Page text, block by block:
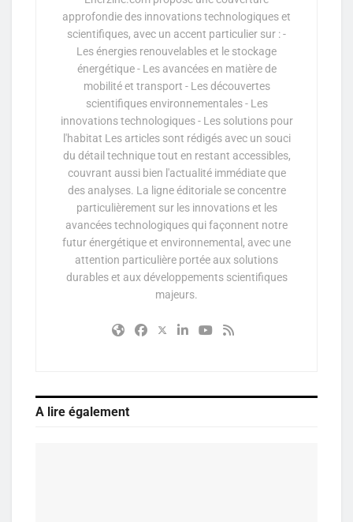
approfondie des innovations technologiques et
scientifiques, avec un accent particulier sur : -
Les énergies renouvelables et le stockage
énergétique - Les avancées en matière de
mobilité et transport - Les découvertes
scientifiques environnementales - Les
innovations technologiques - Les solutions pour
l'habitat Les articles sont rédigés avec un souci
du détail technique tout en restant accessibles,
couvrant aussi bien l'actualité immédiate que
des analyses. La ligne éditoriale se concentre
particulièrement sur les innovations et les
avancées technologiques qui façonnent notre
futur énergétique et environnemental, avec une
attention particulière portée aux solutions
durables et aux développements scientifiques
majeurs.
A lire également